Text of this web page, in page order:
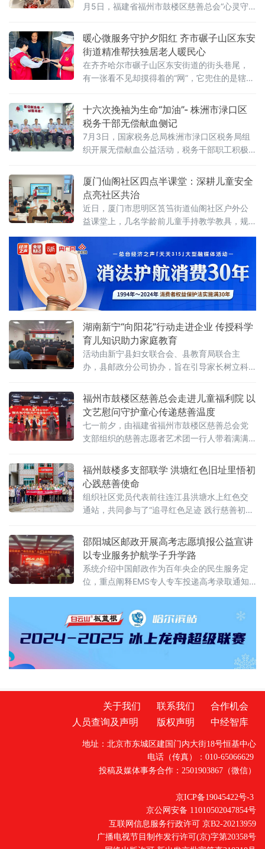
月5日，福建省福州市鼓楼区慈善总会“心灵守
水·童心沁凉一夏）在福建省体育中心“心灵守
望”融合基地温情启幕。十余组星童家庭与志愿
者齐聚一堂，以食育DIY驱散酷暑，在动手实践
中收获陪伴与成长。活动前期，工作人员精心
筹备全套食材，牛乳、椰汁搭配西瓜、火龙
暖心微服务守护夕阳红 齐市碾子山区东安
街道精准帮扶独居老人暖民心
在齐齐哈尔市碾子山区东安街道的街头巷尾，
有一张看不见却摸得着的“网”，它兜住的是辖区
情暖意。东安街道立足实际，创新实施“一人一
策”精准帮扶工作法，用常态化、全方位的贴心
服务，为独居老人的晚年生活撑起了一片晴
空。
十六次挽袖为生命“加油”- 株洲市渌口区
税务干部无偿献血侧记
7月3日，国家税务总局株洲市渌口区税务局组
织开展无偿献血公益活动，税务干部职工积极
社会温情，以实际行动诠释责任担当。活动现
场秩序井然，参加献血的干部职工在医护人员
引导下，依次完成信息登记、血压测量、血液
初筛等流程，分批有序挽袖献血。队伍中，既
有坚持多年参与公益的老同志，也有初次上阵
的年轻面孔。一袋袋殷红血液，汇聚成税务人
对生命的守护与
厦门仙阁社区四点半课堂：深耕儿童安全
点亮社区共治
近日，厦门市思明区筼筜街道仙阁社区户外公
益课堂上，几名学龄前儿童手持教学教具，规
场家长阵阵掌声。
湖南新宁“向阳花”行动走进企业 传授科学
育儿知识助力家庭教育
活动由新宁县妇女联合会、县教育局联合主
办，县邮政分公司协办，旨在引导家长树立科
庭教育专业讲师，以“影响孩子一生的五大能
力”为主线，围绕0至6岁婴幼儿在大运动能力、
精细动
福州市鼓楼区慈善总会走进儿童福利院 以
文艺慰问守护童心传递慈善温度
七一前夕，由福建省福州市鼓楼区慈善总会党
支部组织的慈善志愿者艺术团一行人带着满满
童，童心守护”主题慰问暨庆祝共产党建党105
周年活动。当艺术团的志愿者们踏入这座充满
爱与希望的院落时，孩子们纯真的笑脸和一声
声稚嫩的问候，瞬间拉近了彼此的距离。福利
院的院长对爱心团队的莅临表达了诚挚谢意，
福州鼓楼多支部联学 洪塘红色旧址里悟初
心践慈善使命
组织社区党员代表前往连江县洪塘水上红色交
通站，共同参与了“追寻红色足迹 践行慈善初
命，汲取奋进力量。参与活动的党员们早早在
乌山社
邵阳城区邮政开展高考志愿填报公益宣讲
以专业服务护航学子升学路
系统介绍中国邮政作为百年央企的民生服务定
位，重点阐释EMS专人专车投递高考录取通知
升学中的责任担当。本次宣讲特邀拥有十三年
志愿填报指导经验的李铭老师现场授课。李铭
老师兼具高校任教与企业管理背景，深谙高校
培
关于我们 联系我们
合作机会
人员查询及声明
版权声明 中经智库
地址：北京市东城区建国门内大街18号恒基中心
电话（传真）：010-65066629
投稿及媒体事务合作：2501903867（微信）
京ICP备19045422号-3
京公网安备 11010502047854号
互联网信息服务行政许可 京B2-20213959
广播电视节目制作发行许可(京)字第20358号